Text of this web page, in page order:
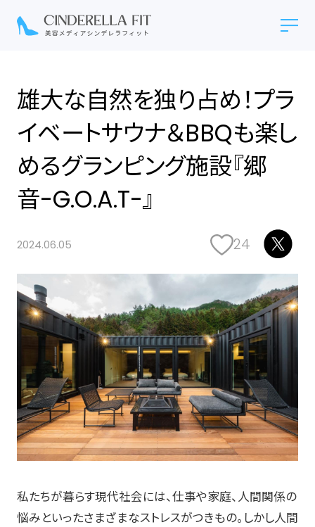
雄大な自然を独り占め！プラ
イベートサウナ＆BBQも楽し
めるグランピング施設『郷
音-G.O.A.T-』
2024.06.05 24
私たちが暮らす現代社会には、仕事や家庭、人間関係の
悩みといったさまざまなストレスがつきもの。しかし人間